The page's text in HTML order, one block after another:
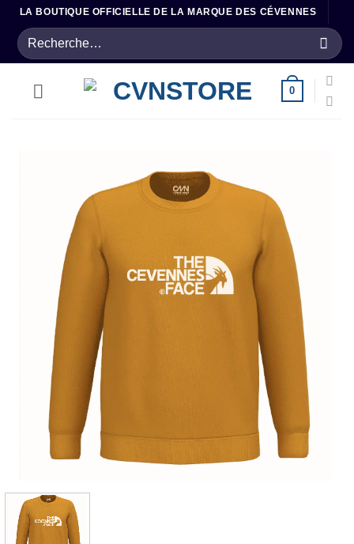
Passer
contenu
LA BOUTIQUE OFFICIELLE DE LA MARQUE DES CÉVENNES
Recherche
pour :
0